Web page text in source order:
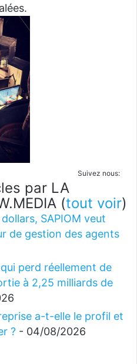
Suivez nous:
par LA
(tout voir)
SAPIOM veut
de gestion des agents
qui perd réellement de
à 2,25 milliards de
a-t-elle le profil et
? - 04/08/2026